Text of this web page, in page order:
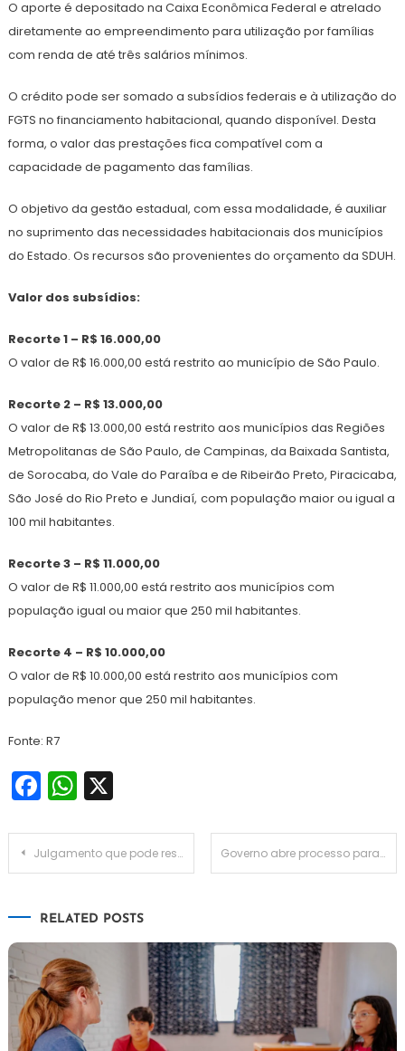
O aporte é depositado na Caixa Econômica Federal e atrelado
diretamente ao empreendimento para utilização por famílias
com renda de até três salários mínimos.
O crédito pode ser somado a subsídios federais e à utilização do
FGTS no financiamento habitacional, quando disponível. Desta
forma, o valor das prestações fica compatível com a
capacidade de pagamento das famílias.
O objetivo da gestão estadual, com essa modalidade, é auxiliar
no suprimento das necessidades habitacionais dos municípios
do Estado. Os recursos são provenientes do orçamento da SDUH.
Valor dos subsídios:
Recorte 1 – R$ 16.000,00
O valor de R$ 16.000,00 está restrito ao município de São Paulo.
Recorte 2 – R$ 13.000,00
O valor de R$ 13.000,00 está restrito aos municípios das Regiões
Metropolitanas de São Paulo, de Campinas, da Baixada Santista,
de Sorocaba, do Vale do Paraíba e de Ribeirão Preto, Piracicaba,
São José do Rio Preto e Jundiaí, com população maior ou igual a
100 mil habitantes.
Recorte 3 – R$ 11.000,00
O valor de R$ 11.000,00 está restrito aos municípios com
população igual ou maior que 250 mil habitantes.
Recorte 4 – R$ 10.000,00
O valor de R$ 10.000,00 está restrito aos municípios com
população menor que 250 mil habitantes.
Fonte: R7
Facebook
WhatsApp
X
Navegação
Julgamento que pode resultar na cassação de Moro começa nesta segunda e será transmitido ao vivo Governo abre processo para investigar Enel sobre apagões em São Paulo
RELATED POSTS